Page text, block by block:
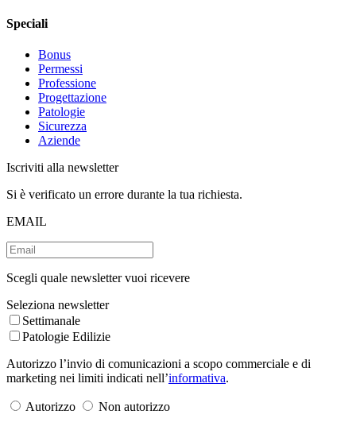
Speciali
Bonus
Permessi
Professione
Progettazione
Patologie
Sicurezza
Aziende
Iscriviti alla newsletter
Si è verificato un errore durante la tua richiesta.
EMAIL
Scegli quale newsletter vuoi ricevere
Seleziona newsletter
Settimanale
Patologie Edilizie
Autorizzo l’invio di comunicazioni a scopo commerciale e di
marketing nei limiti indicati nell’informativa.
Autorizzo
Non autorizzo